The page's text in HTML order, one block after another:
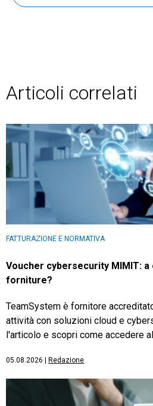
Articoli correlati
FATTURAZIONE E NORMATIVA
Voucher cybersecurity MIMIT:
forniture?
TeamSystem è fornitore
attività con soluzioni cloud e
l'articolo e scopri come accedere
05.08.2026 Redazione